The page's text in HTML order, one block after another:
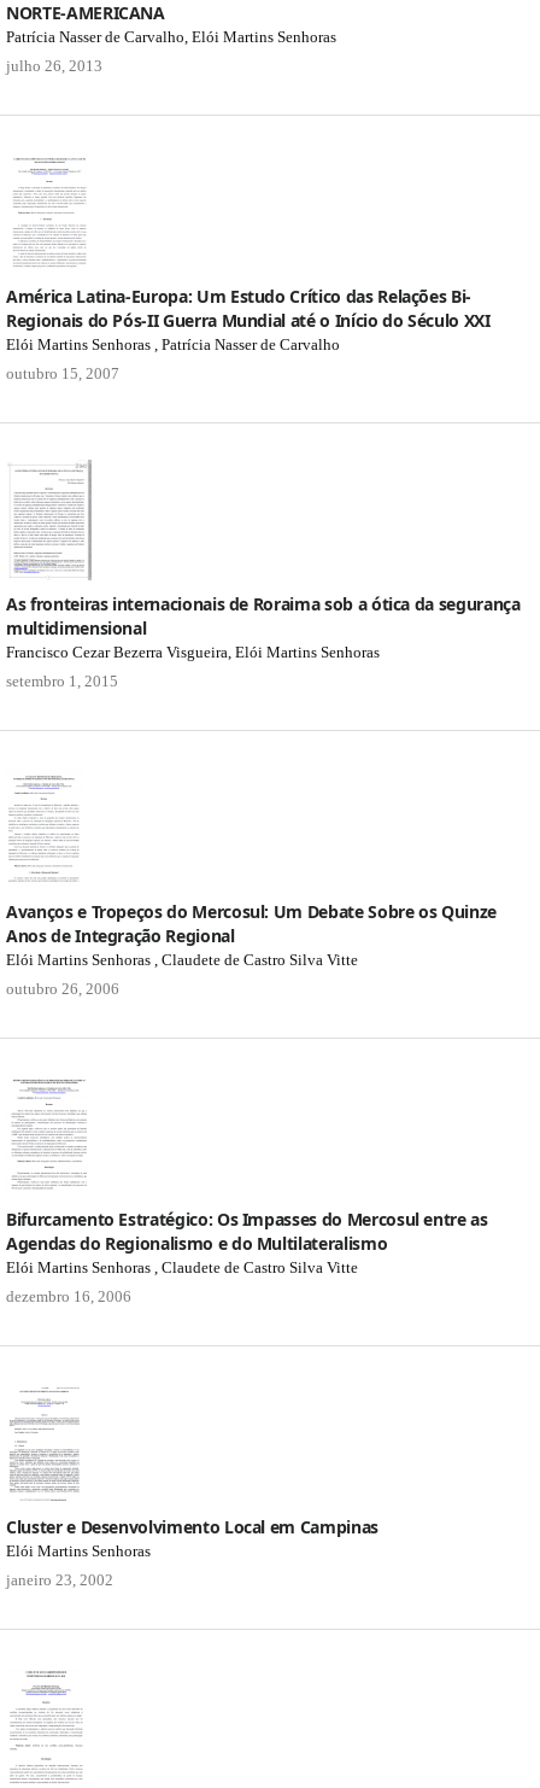
NORTE-AMERICANA
Patrícia Nasser de Carvalho, Elói Martins Senhoras
julho 26, 2013
América Latina-Europa: Um Estudo Crítico das Relações Bi-
Regionais do Pós-II Guerra Mundial até o Início do Século XXI
Elói Martins Senhoras , Patrícia Nasser de Carvalho
outubro 15, 2007
As fronteiras internacionais de Roraima sob a ótica da segurança
multidimensional
Francisco Cezar Bezerra Visgueira, Elói Martins Senhoras
setembro 1, 2015
Avanços e Tropeços do Mercosul: Um Debate Sobre os Quinze
Anos de Integração Regional
Elói Martins Senhoras , Claudete de Castro Silva Vitte
outubro 26, 2006
Bifurcamento Estratégico: Os Impasses do Mercosul entre as
Agendas do Regionalismo e do Multilateralismo
Elói Martins Senhoras , Claudete de Castro Silva Vitte
dezembro 16, 2006
Cluster e Desenvolvimento Local em Campinas
Elói Martins Senhoras
janeiro 23, 2002